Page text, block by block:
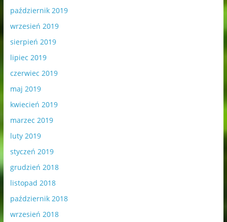
październik 2019
wrzesień 2019
sierpień 2019
lipiec 2019
czerwiec 2019
maj 2019
kwiecień 2019
marzec 2019
luty 2019
styczeń 2019
grudzień 2018
listopad 2018
październik 2018
wrzesień 2018